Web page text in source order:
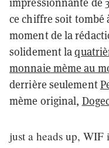
ce chiffre soit tombé
moment de la
solidement la
monnaie mème au
derrière seulement
mème original,
just a heads up, WIF